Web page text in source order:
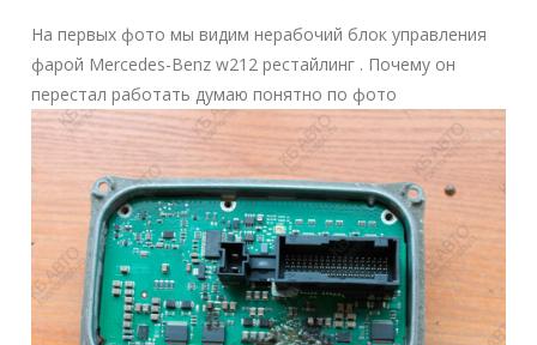
На первых фото мы видим нерабочий блок управления
фарой Mercedes-Benz w212 рестайлинг . Почему он
перестал работать думаю понятно по фото